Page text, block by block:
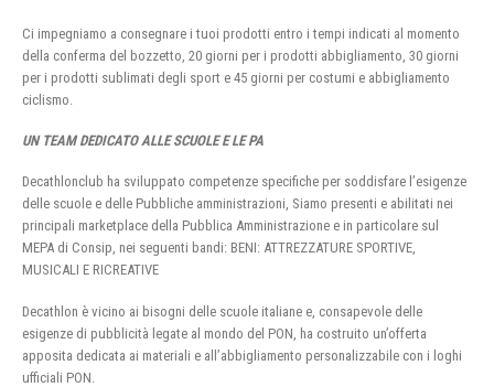
Ci impegniamo a consegnare i tuoi prodotti entro i tempi indicati al momento
della conferma del bozzetto, 20 giorni per i prodotti abbigliamento, 30 giorni
per i prodotti sublimati degli sport e 45 giorni per costumi e abbigliamento
ciclismo.
UN TEAM DEDICATO ALLE SCUOLE E LE PA
Decathlonclub ha sviluppato competenze specifiche per soddisfare l’esigenze
delle scuole e delle Pubbliche amministrazioni, Siamo presenti e abilitati nei
principali marketplace della Pubblica Amministrazione e in particolare sul
MEPA di Consip, nei seguenti bandi: BENI: ATTREZZATURE SPORTIVE,
MUSICALI E RICREATIVE
Decathlon è vicino ai bisogni delle scuole italiane e, consapevole delle
esigenze di pubblicità legate al mondo del PON, ha costruito un’offerta
apposita dedicata ai materiali e all’abbigliamento personalizzabile con i loghi
ufficiali PON.